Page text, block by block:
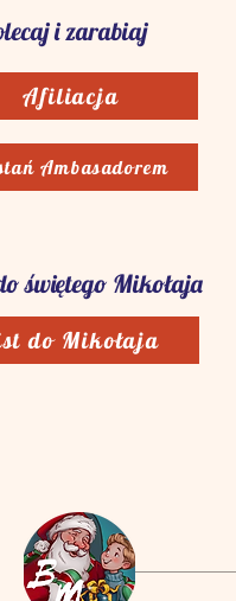
i zarabiaj
Afiliacja
Ambasadorem
świętego Mikołaja
do Mikołaja